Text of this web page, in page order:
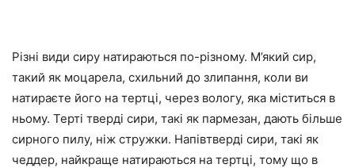
Різні види сиру натираються по-різному. М’який сир,
такий як моцарела, схильний до злипання, коли ви
натираєте його на тертці, через вологу, яка міститься в
ньому. Терті тверді сири, такі як пармезан, дають більше
сирного пилу, ніж стружки. Напівтверді сири, такі як
чеддер, найкраще натираються на тертці, тому що в